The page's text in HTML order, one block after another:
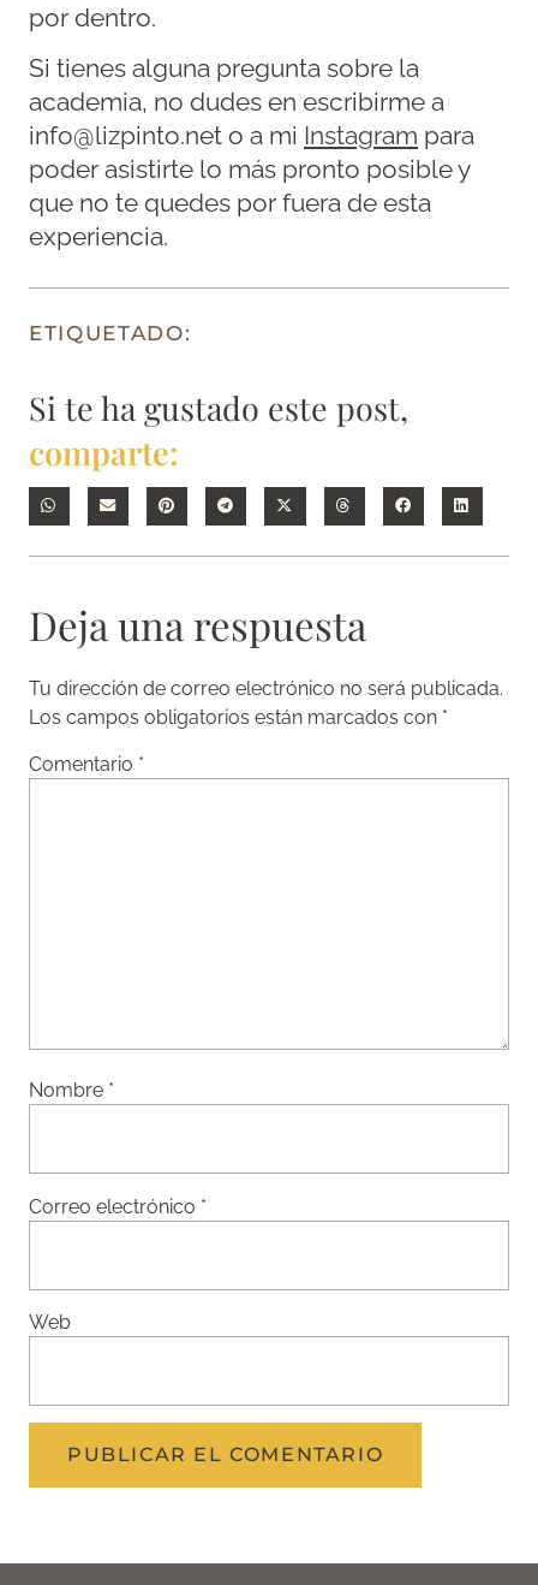
por dentro.
Si tienes alguna pregunta sobre la
academia, no dudes en escribirme a
info@lizpinto.net o a mi Instagram para
poder asistirte lo más pronto posible y
que no te quedes por fuera de esta
experiencia.
ETIQUETADO:
Si te ha gustado este post,
comparte:
Deja una respuesta
Tu dirección de correo electrónico no será publicada.
Los campos obligatorios están marcados con *
Comentario *
Nombre *
Correo electrónico *
Web